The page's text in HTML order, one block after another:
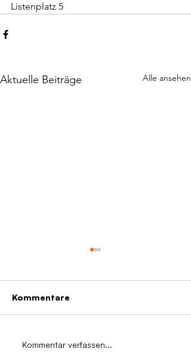
Listenplatz 5
Aktuelle Beiträge Alle ansehen
Kommentare
Kommentar verfassen...